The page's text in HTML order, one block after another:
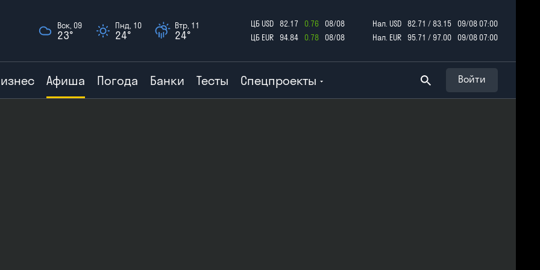
Вск, 09
23°
Пнд, 10
24°
Втр, 11
24°
ЦБ USD 82.17 0.76
08/08
ЦБ EUR
94.84 0.78 08/08
Нал. USD 82.71 / 83.15
09/08 07:00
Нал. EUR
95.71 / 97.00 09/08 07:00
Афиша Погода Банки Тесты Спецпроекты Войти